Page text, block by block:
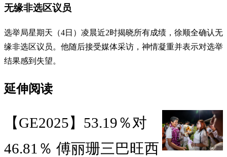
无缘非选区议员
选举局星期天（4日）凌晨近2时揭晓所有成绩，徐顺全确认无
缘非选区议员。他随后接受媒体采访，神情凝重并表示对选举
结果感到失望。
延伸阅读
【GE2025】53.19％对
46.81％ 傅丽珊三巴旺西